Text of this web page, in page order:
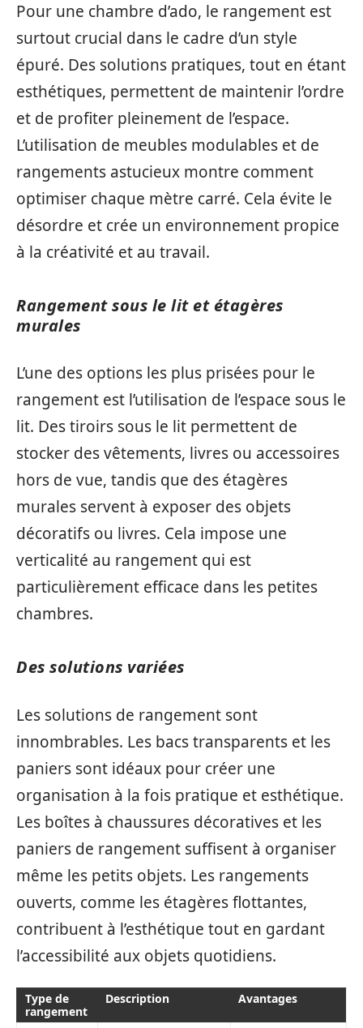
Pour une chambre d’ado, le rangement est
surtout crucial dans le cadre d’un style
épuré. Des solutions pratiques, tout en étant
esthétiques, permettent de maintenir l’ordre
et de profiter pleinement de l’espace.
L’utilisation de meubles modulables et de
rangements astucieux montre comment
optimiser chaque mètre carré. Cela évite le
désordre et crée un environnement propice
à la créativité et au travail.
Rangement sous le lit et étagères
murales
L’une des options les plus prisées pour le
rangement est l’utilisation de l’espace sous le
lit. Des tiroirs sous le lit permettent de
stocker des vêtements, livres ou accessoires
hors de vue, tandis que des étagères
murales servent à exposer des objets
décoratifs ou livres. Cela impose une
verticalité au rangement qui est
particulièrement efficace dans les petites
chambres.
Des solutions variées
Les solutions de rangement sont
innombrables. Les bacs transparents et les
paniers sont idéaux pour créer une
organisation à la fois pratique et esthétique.
Les boîtes à chaussures décoratives et les
paniers de rangement suffisent à organiser
même les petits objets. Les rangements
ouverts, comme les étagères flottantes,
contribuent à l’esthétique tout en gardant
l’accessibilité aux objets quotidiens.
Type de
rangement
Description Avantages